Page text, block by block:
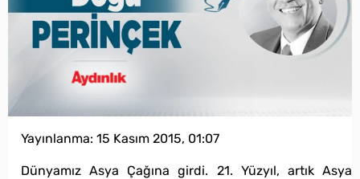
Yayınlanma: 15 Kasım 2015, 01:07
Dünyamız Asya Çağına girdi. 21. Yüzyıl, artık Asya